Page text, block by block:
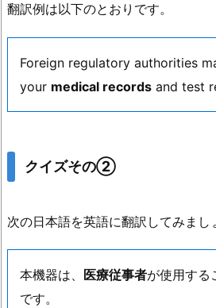
翻訳例は以下のとおりです。
Foreign regulatory authorities
your medical records and test
クイズその②
次の日本語を英語に翻訳してみまし
本機器は、 医療従事者が使用する
です。